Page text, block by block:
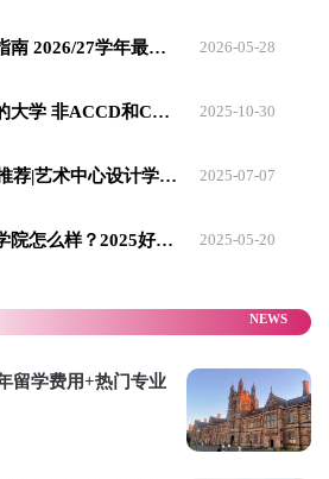
”
课和艺考训练，一边准备留学作品
超普通班级，每天的文化课和专业课
空闲时间。而作品集准备，又是一件
构思、方案设计，到软件操作、模
的时间打磨。
美国accd艺术学院申请指南 2026/27学年最新版 2026-05-28
美国汽车设计专业最好的大学 非ACCD和CCS莫属！ 2025-10-30
2025美国艺术留学院校推荐|艺术中心设计学院accd 2025-07-07
accd美国艺术中心设计学院怎么样？2025好申请吗？ 2025-05-20
留学费用+热门专业